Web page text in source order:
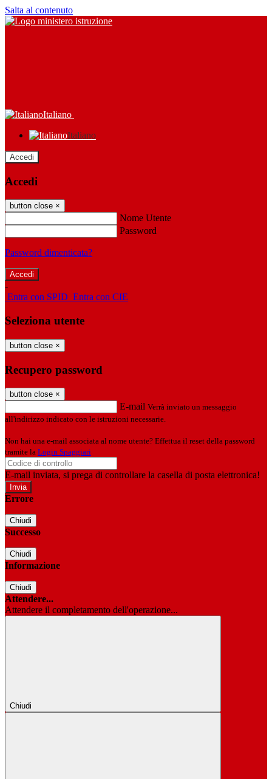
Salta al contenuto
Italiano
Italiano
Accedi
Accedi
button close ×
Nome Utente
Password
Password dimenticata?
-
Entra con SPID Entra con CIE
Seleziona utente
button close ×
Recupero password
button close ×
E-mail Verrà inviato un messaggio
all'indirizzo indicato con le istruzioni necessarie.
Non hai una e-mail associata al nome utente? Effettua il reset della password
tramite la Login Spaggiari
E-mail inviata, si prega di controllare la casella di posta elettronica!
Errore
Chiudi
Successo
Chiudi
Informazione
Chiudi
Attendere...
Attendere il completamento dell'operazione...
Chiudi